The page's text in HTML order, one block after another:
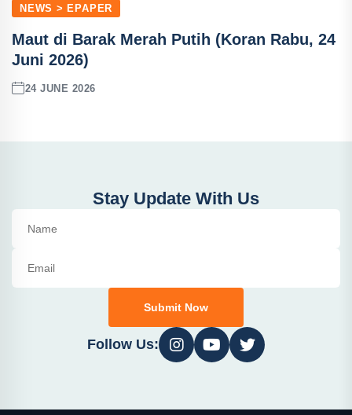
NEWS > EPAPER
Maut di Barak Merah Putih (Koran Rabu, 24
Juni 2026)
24 JUNE 2026
Stay Update With Us
Submit Now
Follow Us: